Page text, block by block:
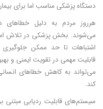
دستگاه پزشکی مناسب اما برای
هرروز مردم به دلیل خطاهای
می‌شوند. بخش پزشکی در تلاش
اشتباهات تا حد ممکن جلوگیری
قابلیت مهمی در تقویت ایمنی و
می‌تواند به کاهش خطاهای
کند.
سیستم‌های قابلیت ردیابی مبتنی